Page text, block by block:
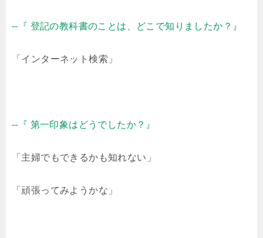
--『 登記の教科書のことは、どこで知りましたか？』
「インターネット検索」
--『 第一印象はどうでしたか？』
「主婦でもできるかも知れない」
「頑張ってみようかな」